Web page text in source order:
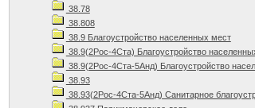
38.78
38.808
38.9 Благоустройство населенных мест
38.9(2Рос-4Ста) Благоустройство
38.9(2Рос-4Ста-5Анд) Благоустройство
38.93
38.93(2Рос-4Ста-5Анд) Санитарное